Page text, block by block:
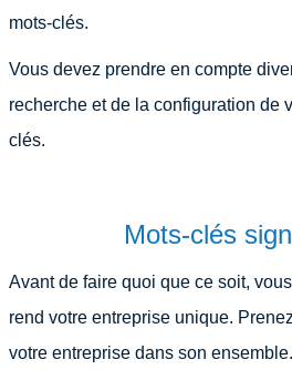
mots-clés.
Vous devez prendre en compte
recherche et de la configuration de
clés.
Mots-clés
Avant de faire quoi que ce soit,
rend votre entreprise unique.
votre entreprise dans son